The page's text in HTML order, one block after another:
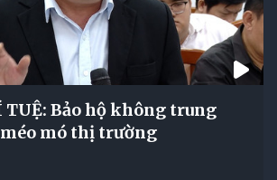
TUỆ: Bảo hộ không trung
mó thị trường